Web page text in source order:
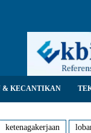
& KECANTIKAN
ketenagakerjaan